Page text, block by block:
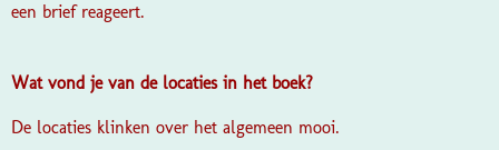
een brief reageert.
Wat vond je van de locaties in het boek?
De locaties klinken over het algemeen mooi.